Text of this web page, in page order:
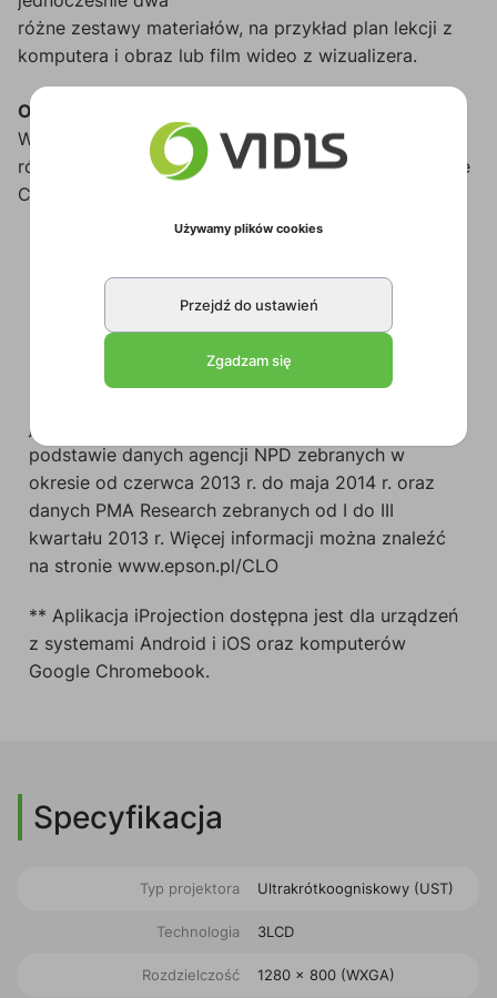
różne zestawy materiałów, na przykład plan lekcji z
komputera i obraz lub film wideo z wizualizera.
Opcjonalna łączność bezprzewodowa
Wyświetlaj obraz przesyłany bezprzewodowo z
różnych urządzeń mobilnych lub komputerów Google
Chromebook za pomocą aplikacji iProjection**.
zmierzono zgodnie z IDMS 15.4. Jasność kolorów
zależy od warunków użytkowania.
Najpopularniejsze projektory 3LCD firmy Epson do
zastosowań biznesowych i edukacyjnych w
jednoprocesorowymi projektorami DLP, na
podstawie danych agencji NPD zebranych w
okresie od czerwca 2013 r. do maja 2014 r. oraz
danych PMA Research zebranych od I do III
kwartału 2013 r. Więcej informacji można znaleźć
na stronie www.epson.pl/CLO
** Aplikacja iProjection dostępna jest dla urządzeń
z systemami Android i iOS oraz komputerów
Google Chromebook.
Specyfikacja
Typ projektora Ultrakrótkoogniskowy (UST)
Technologia 3LCD
Rozdzielczość 1280 x 800 (WXGA)
Używamy plików cookies
Przejdź do ustawień
Zgadzam się